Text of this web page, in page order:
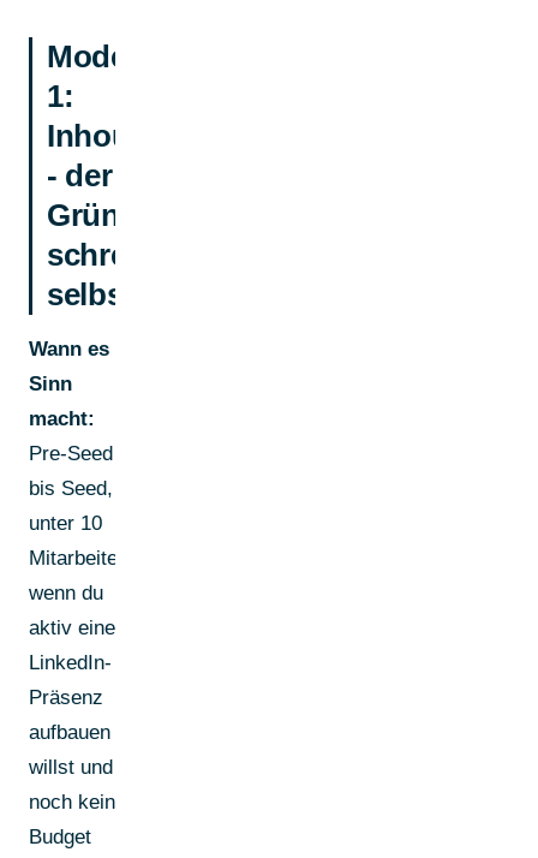
Modell
1:
Inhouse
- der
Gründer
schreibt
selbst
Wann es
Sinn
macht:
Pre-Seed
bis Seed,
unter 10
Mitarbeitende,
wenn du
aktiv eine
LinkedIn-
Präsenz
aufbauen
willst und
noch kein
Budget